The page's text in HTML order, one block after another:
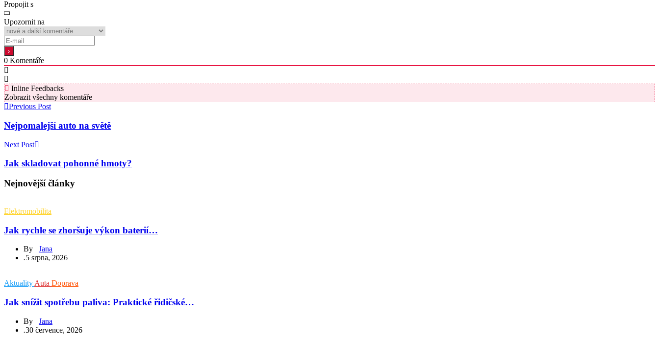
Propojit s
Upozornit na
0 Komentáře
Inline Feedbacks
Zobrazit všechny komentáře
Previous Post
Nejpomalejší auto na světě
Next Post
Jak skladovat pohonné hmoty?
Nejnovější články
Elektromobilita
Jak rychle se zhoršuje výkon baterií…
By Jana
.5 srpna, 2026
Aktuality Auta Doprava
Jak snížit spotřebu paliva: Praktické řidičské…
By Jana
.30 července, 2026